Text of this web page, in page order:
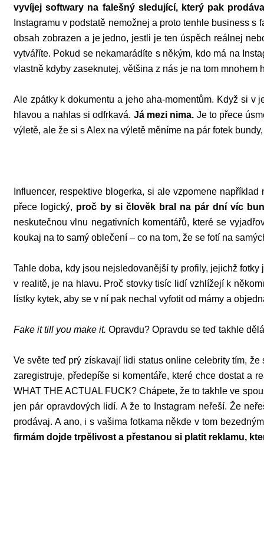
vyvíjej softwary na falešný sledující, který pak
Instagramu v podstatě nemožnej a proto tenhle business
obsah zobrazen a je jedno, jestli je ten úspěch reálnej
vytváříte. Pokud se nekamarádíte s někým, kdo má na
vlastně kdyby zaseknutej, většina z nás je na tom
Ale zpátky k dokumentu a jeho aha-momentům. Když si v
hlavou a nahlas si odfrkavá. Já mezi nima. Je to přece
výletě, ale že si s Alex na výletě měníme na pár fotek
Influencer, respektive blogerka, si ale vzpomene
přece logický, proč by si člověk bral na pár dní víc
neskutečnou vlnu negativních komentářů, které se
koukaj na to samý oblečení – co na tom, že se fotí na
Tahle doba, kdy jsou nejsledovanější ty profily, jejichž
v realitě, je na hlavu. Proč stovky tisíc lidí vzhlížejí k
lístky kytek, aby se v ní pak nechal vyfotit od mámy a
Fake it till you make it. Opravdu? Opravdu se teď takhle
Ve světe teď prý získavají lidi status online celebrity tím,
zaregistruje, předepíše si komentáře, které chce dostat a
WHAT THE ACTUAL FUCK? Chápete, že to takhle ve
jen pár opravdových lidí. A že to Instagram neřeší. Že
prodávaj. A ano, i s vašima fotkama někde v tom
firmám dojde trpělivost a přestanou si platit reklamu,